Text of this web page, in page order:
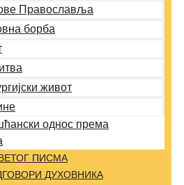
Православља
борба
живот
однос према
ПИСМА
ДУХОВНИКА